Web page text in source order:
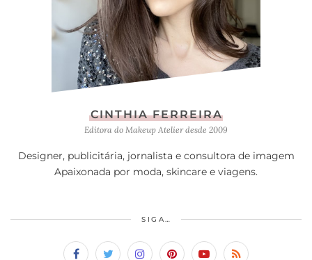
CINTHIA FERREIRA
Editora do Makeup Atelier desde 2009
Designer, publicitária, jornalista e consultora de imagem
Apaixonada por moda, skincare e viagens.
SIGA…